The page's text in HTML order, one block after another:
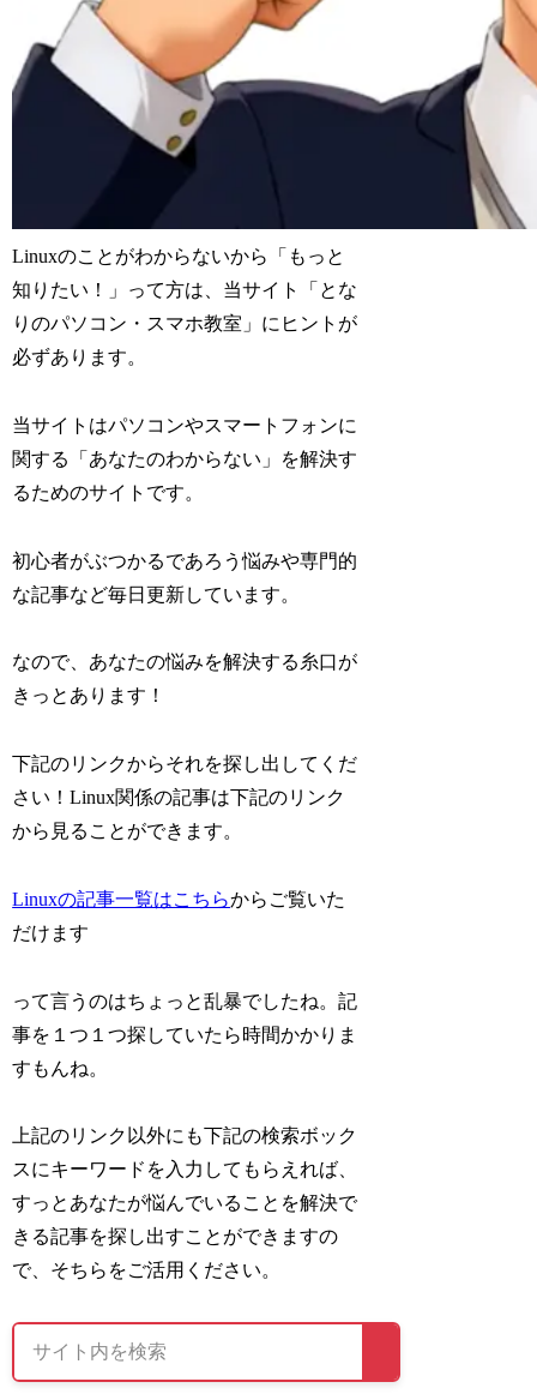
Linuxのことがわからないから「もっと
知りたい！」って方は、当サイト「とな
りのパソコン・スマホ教室」にヒントが
必ずあります。
当サイトはパソコンやスマートフォンに
関する「あなたのわからない」を解決す
るためのサイトです。
初心者がぶつかるであろう悩みや専門的
な記事など毎日更新しています。
なので、あなたの悩みを解決する糸口が
きっとあります！
下記のリンクからそれを探し出してくだ
さい！Linux関係の記事は下記のリンク
から見ることができます。
Linuxの記事一覧はこちらからご覧いた
だけます
って言うのはちょっと乱暴でしたね。記
事を１つ１つ探していたら時間かかりま
すもんね。
上記のリンク以外にも下記の検索ボック
スにキーワードを入力してもらえれば、
すっとあなたが悩んでいることを解決で
きる記事を探し出すことができますの
で、そちらをご活用ください。